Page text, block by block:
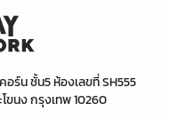
อร์น ชั้น5 ห้องเลขที่ SH555
ขนง กรุงเทพ 10260